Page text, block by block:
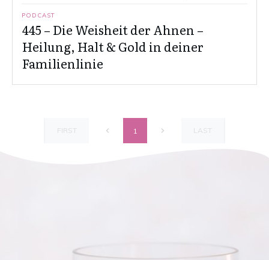
PODCAST
445 – Die Weisheit der Ahnen –
Heilung, Halt & Gold in deiner
Familienlinie
FIRST 1 LAST